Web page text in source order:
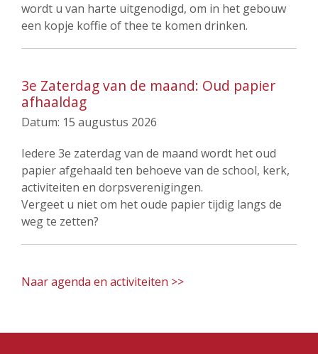
wordt u van harte uitgenodigd, om in het gebouw
een kopje koffie of thee te komen drinken.
3e Zaterdag van de maand: Oud papier
afhaaldag
Datum: 15 augustus 2026
Iedere 3e zaterdag van de maand wordt het oud
papier afgehaald ten behoeve van de school, kerk,
activiteiten en dorpsverenigingen.
Vergeet u niet om het oude papier tijdig langs de
weg te zetten?
Naar agenda en activiteiten >>